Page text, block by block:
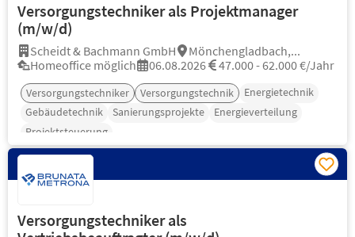
Versorgungstechniker als Projektmanager
(m/w/d)
Scheidt & Bachmann GmbH
Mönchengladbach,...
Homeoffice möglich
06.08.2026 47.000 - 62.000 €/Jahr
Versorgungstechniker Versorgungstechnik
Energietechnik
Gebäudetechnik
Sanierungsprojekte
Energieverteilung
Projektsteuerung
Versorgungstechniker als